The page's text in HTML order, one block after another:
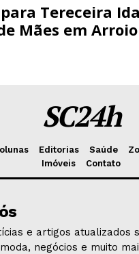
Tereceira
Mães em
SC24h
Editorias Saúde
Imóveis
Contato
e artigos atualizados
negócios e muito